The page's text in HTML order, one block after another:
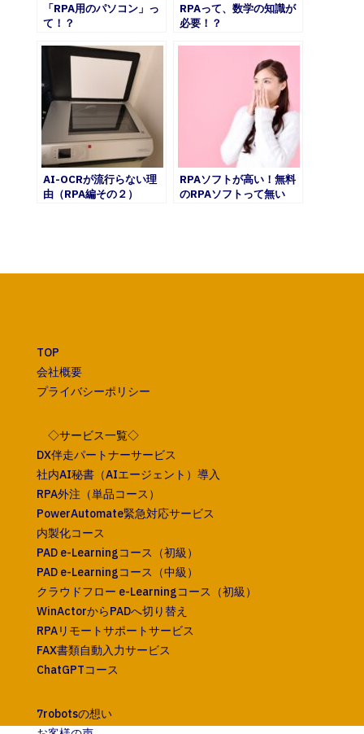
「RPA用のパソコン」っ
て！？
RPAって、数学の知識が
必要！？
AI-OCRが流行らない理
由（RPA編その２）
RPAソフトが高い！無料
のRPAソフトって無い
TOP
会社概要
プライバシーポリシー
◇サービス一覧◇
DX伴走パートナーサービス
社内AI秘書（AIエージェント）導入
RPA外注（単品コース）
PowerAutomate緊急対応サービス
内製化コース
PAD e-Learningコース（初級）
PAD e-Learningコース（中級）
クラウドフロー e-Learningコース（初級）
WinActorからPADへ切り替え
RPAリモートサポートサービス
FAX書類自動入力サービス
ChatGPTコース
7robotsの想い